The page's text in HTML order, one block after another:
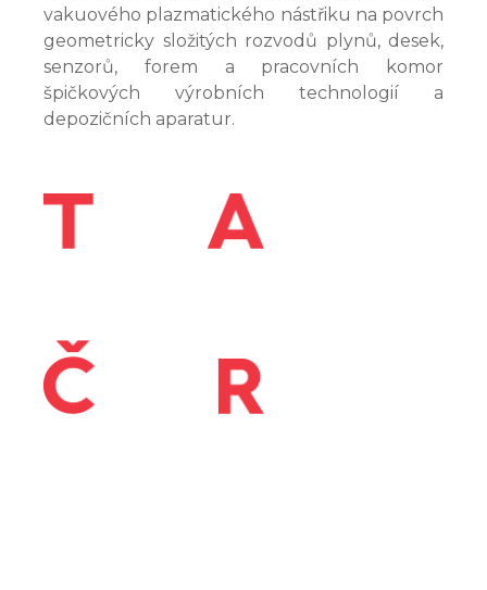
vakuového plazmatického nástřiku na povrch
geometricky složitých rozvodů plynů, desek,
senzorů, forem a pracovních komor
špičkových výrobních technologií a
depozičních aparatur.